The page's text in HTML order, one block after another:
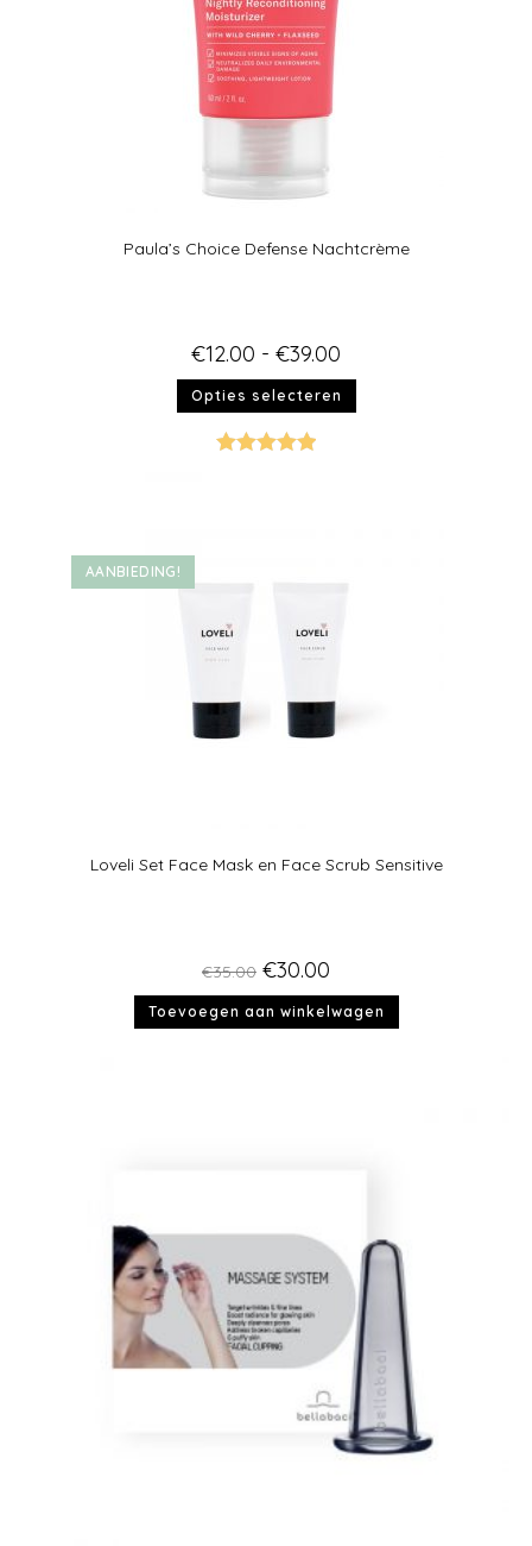
Paula’s Choice Defense Nachtcrème
€12.00 - €39.00
Opties selecteren
AANBIEDING!
Loveli Set Face Mask en Face Scrub Sensitive
€35.00 €30.00
Toevoegen aan winkelwagen